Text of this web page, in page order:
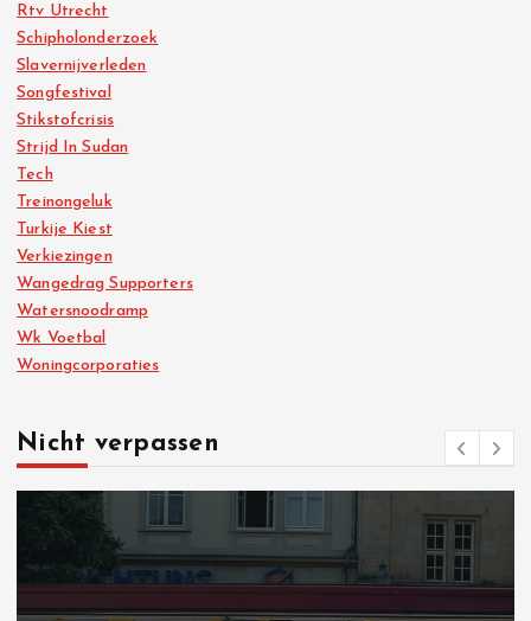
Rtv Utrecht
Schipholonderzoek
Slavernijverleden
Songfestival
Stikstofcrisis
Strijd In Sudan
Tech
Treinongeluk
Turkije Kiest
Verkiezingen
Wangedrag Supporters
Watersnoodramp
Wk Voetbal
Woningcorporaties
Nicht verpassen